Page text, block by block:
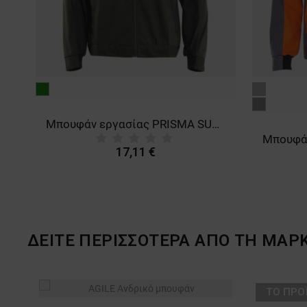
Μπουφάν εργασίας PRISMA SUMMER OLIVE/BLACK
17,11 €
ΔΕΙΤΕ ΠΕΡΙΣΣΟΤΕΡΑ ΑΠΟ ΤΗ